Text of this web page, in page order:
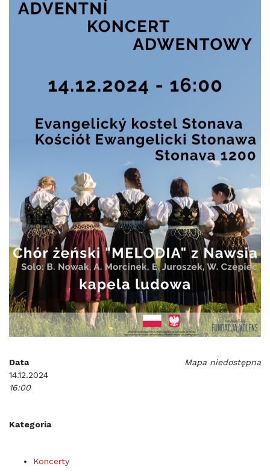
Mapa niedostępna
Data
14.12.2024
16:00
Kategoria
Koncerty